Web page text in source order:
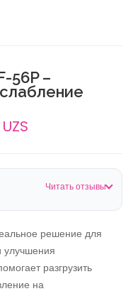
Читать отзывы
56P –
решение для
улучшения
разгрузить
на